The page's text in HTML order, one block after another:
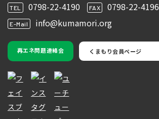
TEL 0798-22-4190 FAX 0798-22-4196
E-Mail info@kumamori.org
再エネ問題連絡会 くまもり会員ページ